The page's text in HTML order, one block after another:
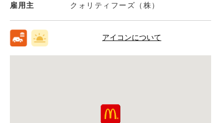
雇用主 クォリティフーズ（株）
アイコンについて